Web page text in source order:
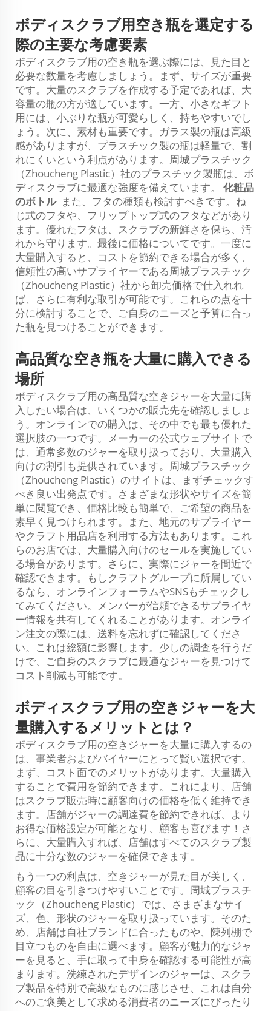
ボディスクラブ用空き瓶を選定する
際の主要な考慮要素
ボディスクラブ用の空き瓶を選ぶ際には、見た目と
必要な数量を考慮しましょう。まず、サイズが重要
です。大量のスクラブを作成する予定であれば、大
容量の瓶の方が適しています。一方、小さなギフト
用には、小ぶりな瓶が可愛らしく、持ちやすいでし
ょう。次に、素材も重要です。ガラス製の瓶は高級
感がありますが、プラスチック製の瓶は軽量で、割
れにくいという利点があります。周城プラスチック
（Zhoucheng Plastic）社のプラスチック製瓶は、ボ
ディスクラブに最適な強度を備えています。 化粧品
のボトル また、フタの種類も検討すべきです。ね
じ式のフタや、フリップトップ式のフタなどがあり
ます。優れたフタは、スクラブの新鮮さを保ち、汚
れから守ります。最後に価格についてです。一度に
大量購入すると、コストを節約できる場合が多く、
信頼性の高いサプライヤーである周城プラスチック
（Zhoucheng Plastic）社から卸売価格で仕入れれ
ば、さらに有利な取引が可能です。これらの点を十
分に検討することで、ご自身のニーズと予算に合っ
た瓶を見つけることができます。
高品質な空き瓶を大量に購入できる
場所
ボディスクラブ用の高品質な空きジャーを大量に購
入したい場合は、いくつかの販売先を確認しましょ
う。オンラインでの購入は、その中でも最も優れた
選択肢の一つです。メーカーの公式ウェブサイトで
は、通常多数のジャーを取り扱っており、大量購入
向けの割引も提供されています。周城プラスチック
（Zhoucheng Plastic）のサイトは、まずチェックす
べき良い出発点です。さまざまな形状やサイズを簡
単に閲覧でき、価格比較も簡単で、ご希望の商品を
素早く見つけられます。また、地元のサプライヤー
やクラフト用品店を利用する方法もあります。これ
らのお店では、大量購入向けのセールを実施してい
る場合があります。さらに、実際にジャーを間近で
確認できます。もしクラフトグループに所属してい
るなら、オンラインフォーラムやSNSもチェックし
てみてください。メンバーが信頼できるサプライヤ
ー情報を共有してくれることがあります。オンライ
ン注文の際には、送料を忘れずに確認してくださ
い。これは総額に影響します。少しの調査を行うだ
けで、ご自身のスクラブに最適なジャーを見つけて
コスト削減も可能です。
ボディスクラブ用の空きジャーを大
量購入するメリットとは？
ボディスクラブ用の空きジャーを大量に購入するの
は、事業者およびバイヤーにとって賢い選択です。
まず、コスト面でのメリットがあります。大量購入
することで費用を節約できます。これにより、店舗
はスクラブ販売時に顧客向けの価格を低く維持でき
ます。店舗がジャーの調達費を節約できれば、より
お得な価格設定が可能となり、顧客も喜びます！さ
らに、大量購入すれば、店舗はすべてのスクラブ製
品に十分な数のジャーを確保できます。
もう一つの利点は、空きジャーが見た目が美しく、
顧客の目を引きつけやすいことです。周城プラスチ
ック（Zhoucheng Plastic）では、さまざまなサイ
ズ、色、形状のジャーを取り扱っています。そのた
め、店舗は自社ブランドに合ったものや、陳列棚で
目立つものを自由に選べます。顧客が魅力的なジャ
ーを見ると、手に取って中身を確認する可能性が高
まります。洗練されたデザインのジャーは、スクラ
ブ製品を特別で高級なものに感じさせ、これは自分
へのご褒美として求める消費者のニーズにぴったり